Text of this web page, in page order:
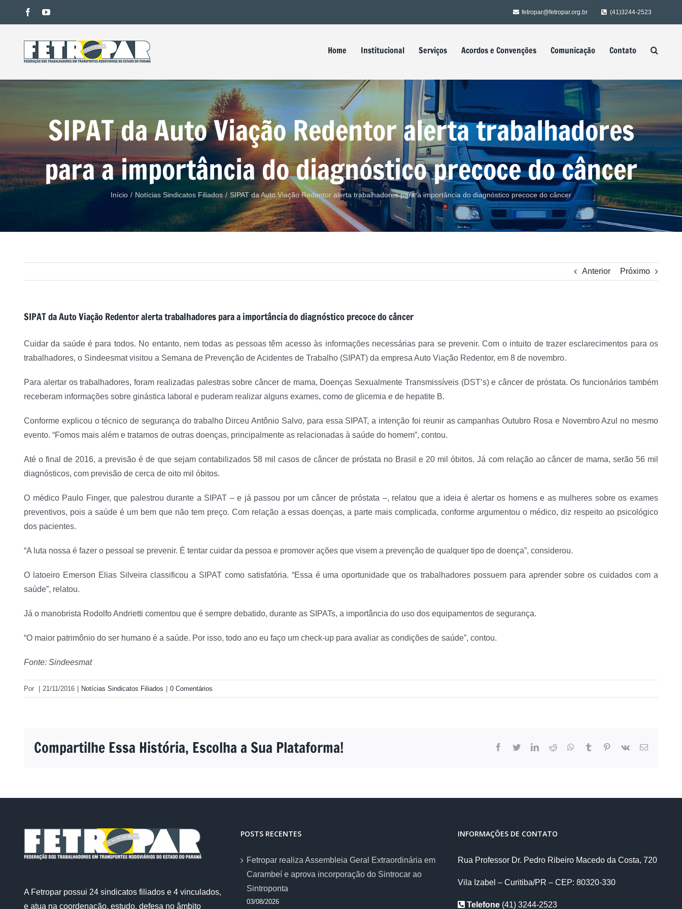
conteúdo
facebookyoutube fetropar@fetropar.org.br (41)3244-2523
para:
Home Institucional Serviços Acordos e Convenções Comunicação Contato
SIPAT da Auto Viação Redentor alerta trabalhadores
para a importância do diagnóstico precoce do câncer
Início / Notícias Sindicatos Filiados / SIPAT da Auto Viação Redentor alerta trabalhadores para a importância do diagnóstico precoce do câncer
Anterior Próximo
SIPAT da Auto Viação Redentor alerta trabalhadores para a importância do diagnóstico precoce do câncer
Cuidar da saúde é para todos. No entanto, nem todas as pessoas têm acesso às informações necessárias para se prevenir. Com o intuito de trazer esclarecimentos para os
trabalhadores, o Sindeesmat visitou a Semana de Prevenção de Acidentes de Trabalho (SIPAT) da empresa Auto Viação Redentor, em 8 de novembro.
Para alertar os trabalhadores, foram realizadas palestras sobre câncer de mama, Doenças Sexualmente Transmissíveis (DST’s) e câncer de próstata. Os funcionários também
receberam informações sobre ginástica laboral e puderam realizar alguns exames, como de glicemia e de hepatite B.
Conforme explicou o técnico de segurança do trabalho Dirceu Antônio Salvo, para essa SIPAT, a intenção foi reunir as campanhas Outubro Rosa e Novembro Azul no mesmo
evento. “Fomos mais além e tratamos de outras doenças, principalmente as relacionadas à saúde do homem”, contou.
Até o final de 2016, a previsão é de que sejam contabilizados 58 mil casos de câncer de próstata no Brasil e 20 mil óbitos. Já com relação ao câncer de mama, serão 56 mil
diagnósticos, com previsão de cerca de oito mil óbitos.
O médico Paulo Finger, que palestrou durante a SIPAT – e já passou por um câncer de próstata –, relatou que a ideia é alertar os homens e as mulheres sobre os exames
preventivos, pois a saúde é um bem que não tem preço. Com relação a essas doenças, a parte mais complicada, conforme argumentou o médico, diz respeito ao psicológico
dos pacientes.
“A luta nossa é fazer o pessoal se prevenir. É tentar cuidar da pessoa e promover ações que visem a prevenção de qualquer tipo de doença”, considerou.
O latoeiro Emerson Elias Silveira classificou a SIPAT como satisfatória. “Essa é uma oportunidade que os trabalhadores possuem para aprender sobre os cuidados com a
saúde”, relatou.
Já o manobrista Rodolfo Andrietti comentou que é sempre debatido, durante as SIPATs, a importância do uso dos equipamentos de segurança.
“O maior patrimônio do ser humano é a saúde. Por isso, todo ano eu faço um check-up para avaliar as condições de saúde”, contou.
Fonte: Sindeesmat
Por 21/11/2016 Notícias Sindicatos Filiados 0 Comentários
Compartilhe Essa História, Escolha a Sua Plataforma! facebook
twitterlinkedinreddit whatsapptumblr pinterest
vk
E-
A Fetropar possui 24 sindicatos filiados e 4 vinculados,
e atua na coordenação, estudo, defesa no âmbito
POSTS RECENTES
Fetropar realiza Assembleia Geral Extraordinária em
Carambeí e aprova incorporação do Sintrocar ao
Sintroponta
03/08/2026
INFORMAÇÕES DE CONTATO
Rua Professor Dr. Pedro Ribeiro Macedo da Costa, 720
Vila Izabel – Curitiba/PR – CEP: 80320-330
Telefone(41) 3244-2523